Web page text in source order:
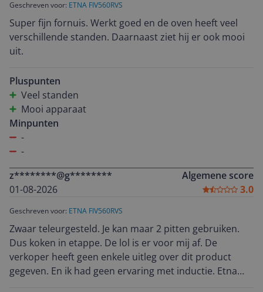
Geschreven voor: ETNA FIV560RVS
Super fijn fornuis. Werkt goed en de oven heeft veel
verschillende standen. Daarnaast ziet hij er ook mooi
uit.
Pluspunten
Veel standen
Mooi apparaat
Minpunten
-
-
z********@g********
01-08-2026
Algemene score
3.0
Geschreven voor: ETNA FIV560RVS
Zwaar teleurgesteld. Je kan maar 2 pitten gebruiken.
Dus koken in etappe. De lol is er voor mij af. De
verkoper heeft geen enkele uitleg over dit product
gegeven. En ik had geen ervaring met inductie. Etna